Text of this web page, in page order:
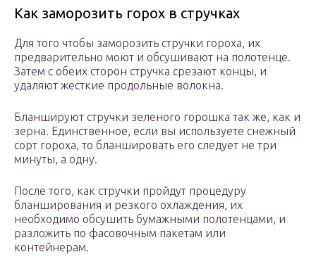
Как заморозить горох в стручках
Для того чтобы заморозить стручки гороха, их
предварительно моют и обсушивают на полотенце.
Затем с обеих сторон стручка срезают концы, и
удаляют жесткие продольные волокна.
Бланшируют стручки зеленого горошка так же, как и
зерна. Единственное, если вы используете снежный
сорт гороха, то бланшировать его следует не три
минуты, а одну.
После того, как стручки пройдут процедуру
бланширования и резкого охлаждения, их
необходимо обсушить бумажными полотенцами, и
разложить по фасовочным пакетам или
контейнерам.